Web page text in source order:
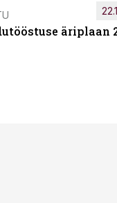
äriplaan